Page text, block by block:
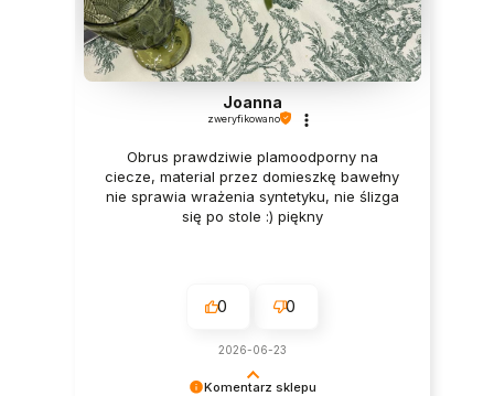
Komentarz sklepu
Joanna
zweryfikowano
Obrus prawdziwie plamoodporny na
ciecze, material przez domieszkę bawełny
nie sprawia wrażenia syntetyku, nie ślizga
się po stole :) piękny
0 0
2026-06-23